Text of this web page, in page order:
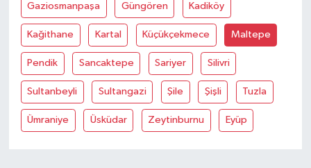
Gaziosmanpaşa Güngören Kadiköy
Kağithane Kartal Küçükçekmece Maltepe
Pendik Sancaktepe Sariyer Silivri
Sultanbeyli Sultangazi Şile Şişli Tuzla
Ümraniye Üsküdar Zeytinburnu Eyüp